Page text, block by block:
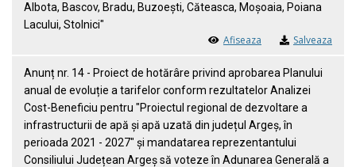
Albota, Bascov, Bradu, Buzoești, Căteasca, Moșoaia, Poiana
Lacului, Stolnici"
Afiseaza Salveaza
Anunț nr. 14 - Proiect de hotărâre privind aprobarea Planului
anual de evoluție a tarifelor conform rezultatelor Analizei
Cost-Beneficiu pentru "Proiectul regional de dezvoltare a
infrastructurii de apă și apă uzată din județul Argeș, în
perioada 2021 - 2027" și mandatarea reprezentantului
Consiliului Județean Argeș să voteze în Adunarea Generală a